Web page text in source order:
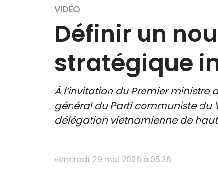
VIDÉO
Définir un
stratégique
À l’invitation du Premier ministre
général du Parti communiste du
délégation vietnamienne de
vendredi, 29 mai 2026 à 05:36